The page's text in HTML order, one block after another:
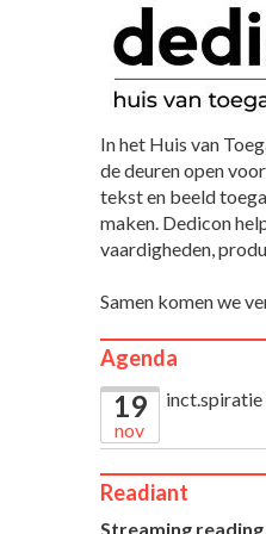
In het Huis van
de deuren open
tekst en beeld
maken. Dedicon
vaardigheden,
Samen komen we
Agenda
19
nov
inct.spiratie
Readiant
Streaming